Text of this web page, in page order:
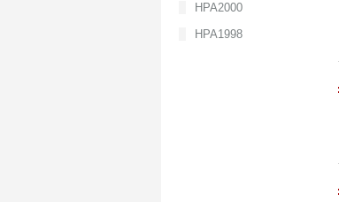
HPA2000
HPA1998